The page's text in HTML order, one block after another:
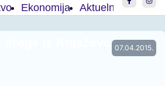
Ekonomija Aktuelnosti Sport
07.04.2015.
droge iz Knjaževca